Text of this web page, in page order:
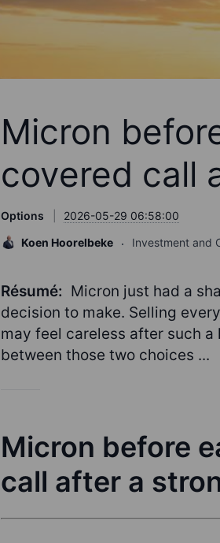
Micron
covered call
Options
2026-05-29 06:58:00
Koen Hoorelbeke
Investment and
Résumé: Micron just had a
decision to make. Selling
may feel careless after such
between those two choices ...
Micron before
call after a